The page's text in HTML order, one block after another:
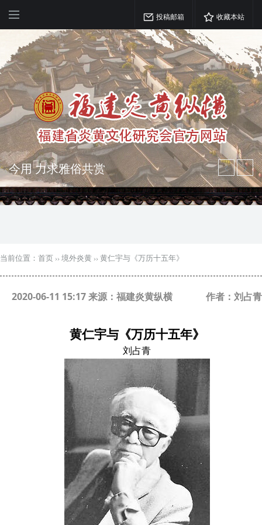
投稿邮箱 收藏本站
弘扬优秀文化 振奋民族精神 介绍民族
瑰宝 宣传中华精英
突出海西特色 报道台港澳侨 坚持古为
当前位置： 首页 ›› 境外炎黄 ›› ​黄仁宇与《万历十五年》
2020-06-11 15:17 来源：福建炎黄纵横 作者：刘占青
黄仁宇与《万历十五年》
刘占青